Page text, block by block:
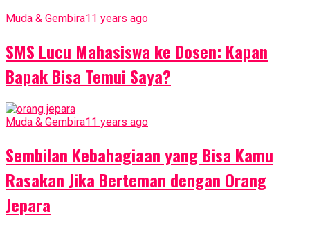
Muda & Gembira11 years ago
SMS Lucu Mahasiswa ke Dosen: Kapan
Bapak Bisa Temui Saya?
Muda & Gembira11 years ago
Sembilan Kebahagiaan yang Bisa Kamu
Rasakan Jika Berteman dengan Orang
Jepara